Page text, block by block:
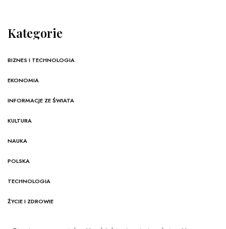
Kategorie
BIZNES I TECHNOLOGIA
EKONOMIA
INFORMACJE ZE ŚWIATA
KULTURA
NAUKA
POLSKA
TECHNOLOGIA
ŻYCIE I ZDROWIE